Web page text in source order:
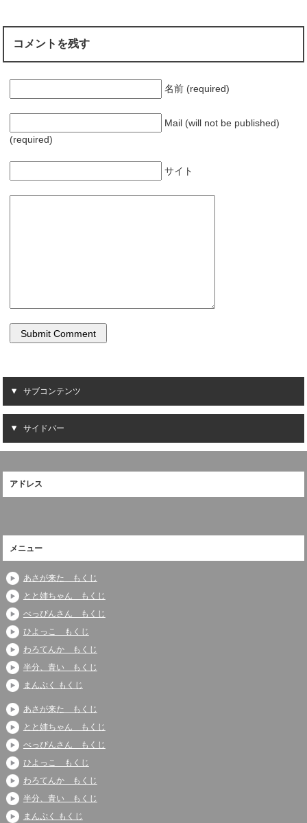
)
コメントを残す
名前 (required)
Mail (will not be published)
(required)
サイト
サブコンテンツ
サイドバー
アドレス
メニュー
あさが来た もくじ
とと姉ちゃん もくじ
べっぴんさん もくじ
ひよっこ もくじ
わろてんか もくじ
半分、青い もくじ
まんぷく もくじ
あさが来た もくじ
とと姉ちゃん もくじ
べっぴんさん もくじ
ひよっこ もくじ
わろてんか もくじ
半分、青い もくじ
まんぷく もくじ